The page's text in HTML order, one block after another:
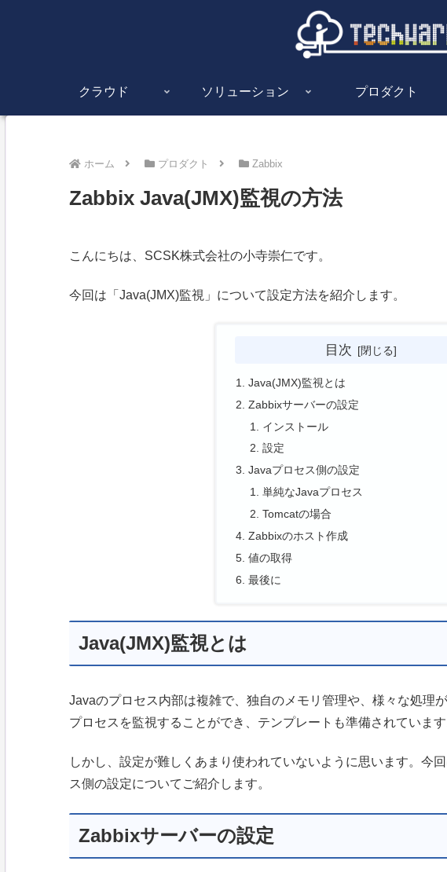
クラウド ソリューション プロダクト
ホーム プロダクト Zabbix
Zabbix Java(JMX)監視の方法
こんにちは、SCSK株式会社の小寺崇仁です。
今回は「Java(JMX)監視」について設定方法を紹介します。
目次
Java(JMX)監視とは
Zabbixサーバーの設定
インストール
設定
Javaプロセス側の設定
単純なJavaプロセス
Tomcatの場合
Zabbixのホスト作成
値の取得
最後に
Java(JMX)監視とは
Javaのプロセス内部は複雑で、独自のメモリ管理や、様々な処理
プロセスを監視することができ、テンプレートも準備されています
しかし、設定が難しくあまり使われていないように思います。今
ス側の設定についてご紹介します。
Zabbixサーバーの設定